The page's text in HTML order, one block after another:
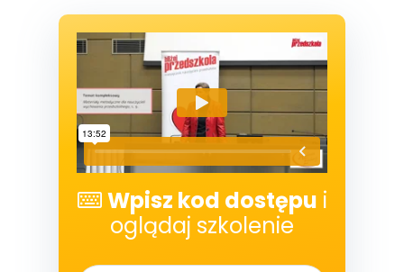
Wpisz kod dostępu i
oglądaj szkolenie